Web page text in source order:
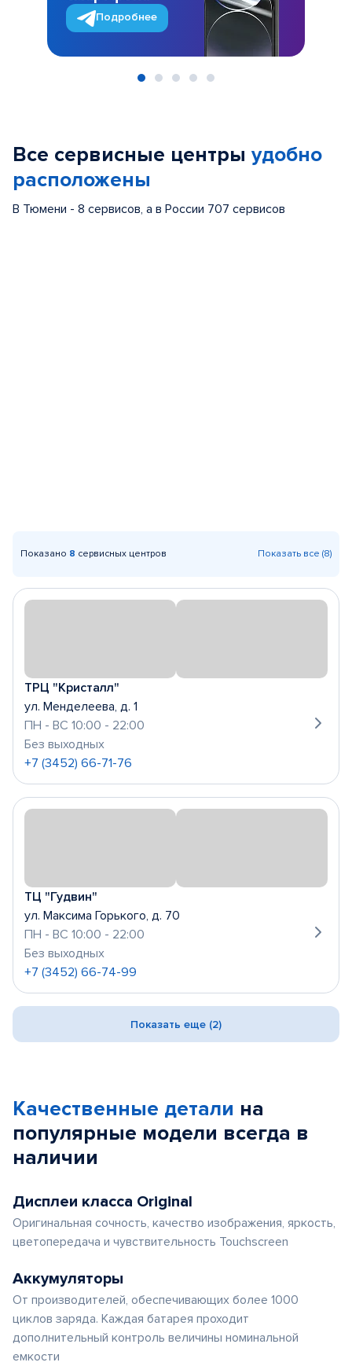
Подробнее
Все сервисные центры удобно
расположены
В Тюмени - 8 сервисов, а в России 707 сервисов
Показано 8 сервисных центров Показать все (8)
ТРЦ "Кристалл"
ул. Менделеева, д. 1
ПН - ВС 10:00 - 22:00
Без выходных
+7 (3452) 66-71-76
ТЦ "Гудвин"
ул. Максима Горького, д. 70
ПН - ВС 10:00 - 22:00
Без выходных
+7 (3452) 66-74-99
Показать еще (2)
Качественные детали на
популярные модели всегда в
наличии
Дисплеи класса Original
Оригинальная сочность, качество изображения, яркость,
цветопередача и чувствительность Touchscreen
Аккумуляторы
От производителей, обеспечивающих более 1000
циклов заряда. Каждая батарея проходит
дополнительный контроль величины номинальной
емкости